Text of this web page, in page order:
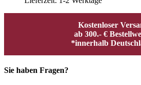
Kostenloser
ab 300.- €
*innerhalb
Sie haben Fragen?